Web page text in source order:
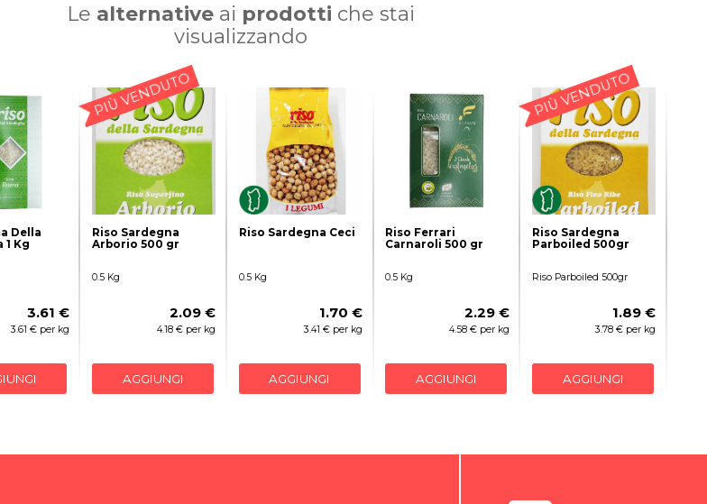
Le alternativeai prodotti che stai
visualizzando
Della
1 Kg
3.61 €
3.61 € per kg
PIÙ VENDUTO
Riso Sardegna
Arborio 500 gr
0.5 Kg
2.09 €
4.18 € per kg
AGGIUNGI
Riso Sardegna Ceci
0.5 Kg
1.70 €
3.41 € per kg
AGGIUNGI
Riso Ferrari
Carnaroli 500 gr
0.5 Kg
2.29 €
4.58 € per kg
AGGIUNGI
PIÙ VENDUTO
Riso Sardegna
Parboiled 500gr
Riso Parboiled 500gr
1.89 €
3.78 € per kg
AGGIUNGI